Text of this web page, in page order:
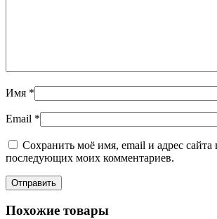
Имя *
Email *
Сохранить моё имя, email и адрес сайта
последующих моих комментариев.
Похожие товары